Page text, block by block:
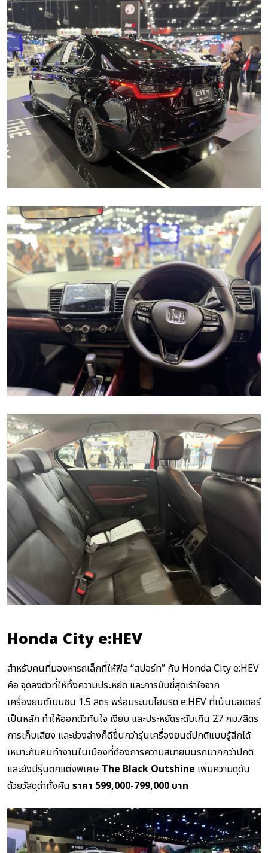
Honda City e:HEV
สำหรับคนที่มองหารถเล็กที่ให้ฟีล “สปอร์ท” กับ Honda City e:HEV
คือ จุดลงตัวที่ให้ทั้งความประหยัด และการขับขี่สุดเร้าใจจาก
เครื่องยนต์เบนซิน 1.5 ลิตร พร้อมระบบไฮบริด e:HEV ที่เน้นมอเตอร์
เป็นหลัก ทำให้ออกตัวทันใจ เงียบ และประหยัดระดับเกิน 27 กม./ลิตร
การเก็บเสียง และช่วงล่างก็ดีขึ้นกว่ารุ่นเครื่องยนต์ปกติแบบรู้สึกได้
เหมาะกับคนทำงานในเมืองที่ต้องการความสบายบนรถมากกว่าปกติ
และยังมีรุ่นตกแต่งพิเศษ The Black Outshine เพิ่มความดุดัน
ด้วยวัสดุดำทั้งคัน ราคา 599,000-799,000 บาท